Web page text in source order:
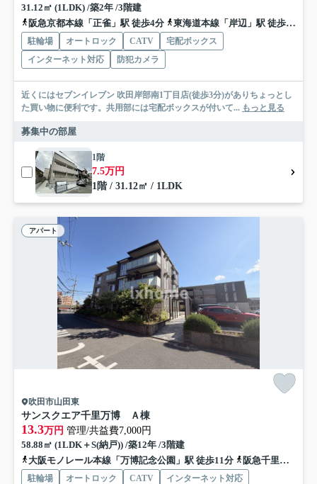
31.12㎡ (1LDK) /築2年 /3階建
阪急京都本線「正雀」駅 徒歩4分
東海道本線「岸辺」駅 徒歩9分
駐輪場 オートロック CATV
宅配ボックス
インターネット対応
防犯カメラ
近くにはセブンイレブン 吹田岸部南1丁目店(徒歩3分)がありちょっとし
た買い物に便利です。共用部には宅配ボックスが付いて... もっと見る
募集中の部屋
1階
7.5万円
1階 / 31.12㎡ / 1LDK
アパート
吹田市山田東
サンスクエア千里万博 Ａ棟
13.3万円 管理/共益費7,000円
58.88㎡ (1LDK＋S(納戸)) /築12年 /3階建
大阪モノレール本線「万博記念公園」駅 徒歩11分
阪急千里線「山田」駅 徒歩15分
駐輪場 オートロック CATV
インターネット対応